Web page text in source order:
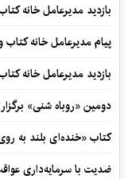
بازدید مدیرعامل خانه
پیام مدیرعامل خانه کتاب
بازدید مدیرعامل خانه
دومین «روباه شنی»
کتاب «خنده‌ای بلند به
ضدیت با سرمایه‌داری